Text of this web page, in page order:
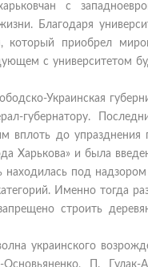
с
Благодаря
приобрел
с университетом
Украинская
губернатору.
вплоть до
Харькова» и была
под
Именно тогда
строить
украинского
Основьяненко, П.